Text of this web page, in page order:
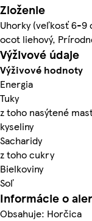
Zloženie
Uhorky (veľkosť 6-9
ocot liehový,
Výživové údaje
Výživové hodnoty
Energia
Tuky
z toho nasýtené
kyseliny
Sacharidy
z toho cukry
Bielkoviny
Soľ
Informácie o
Obsahuje: Horčica